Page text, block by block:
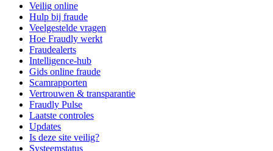
Veilig online
Hulp bij fraude
Veelgestelde vragen
Hoe Fraudly werkt
Fraudealerts
Intelligence-hub
Gids online fraude
Scamrapporten
Vertrouwen & transparantie
Fraudly Pulse
Laatste controles
Updates
Is deze site veilig?
Systeemstatus